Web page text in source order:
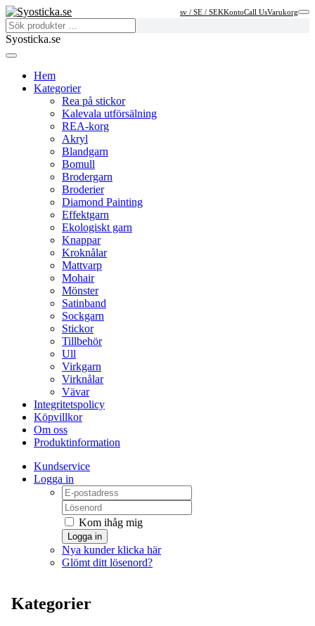
sv / SE / SEKKontoCall UsVarukorg
Syosticka.se
Hem
Kategorier
Rea på stickor
Kalevala utförsälning
REA-korg
Akryl
Blandgarn
Bomull
Brodergarn
Broderier
Diamond Painting
Effektgarn
Ekologiskt garn
Knappar
Kroknålar
Mattvarp
Mohair
Mönster
Satinband
Sockgarn
Stickor
Tillbehör
Ull
Virkgarn
Virknålar
Vävar
Integritetspolicy
Köpvillkor
Om oss
Produktinformation
Kundservice
Logga in
Kom ihåg mig
Logga in
Nya kunder klicka här
Glömt ditt lösenord?
Kategorier